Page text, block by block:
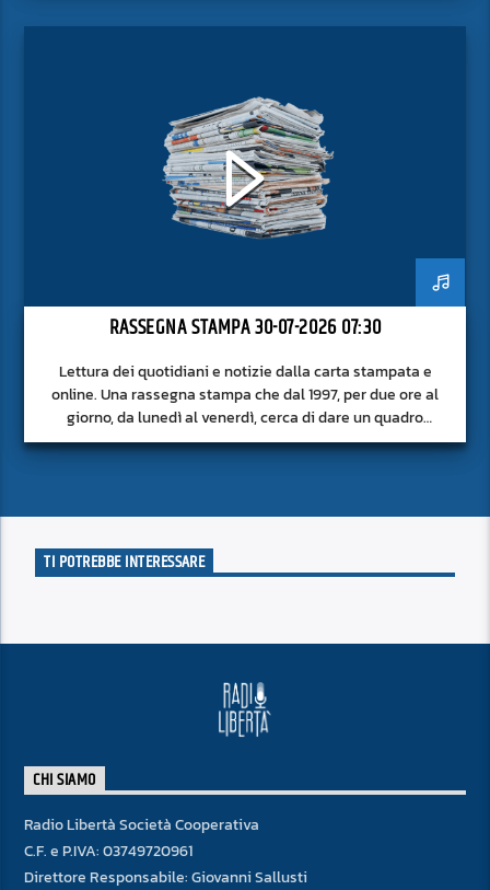
RASSEGNA STAMPA 30-07-2026 07:30
Lettura dei quotidiani e notizie dalla carta stampata e
online. Una rassegna stampa che dal 1997, per due ore al
giorno, da lunedì al venerdì, cerca di dare un quadro
approfondito delle notizie del giorno, senza fermarsi alla
TI POTREBBE INTERESSARE
CHI SIAMO
Radio Libertà Società Cooperativa
C.F. e P.IVA: 03749720961
Direttore Responsabile: Giovanni Sallusti